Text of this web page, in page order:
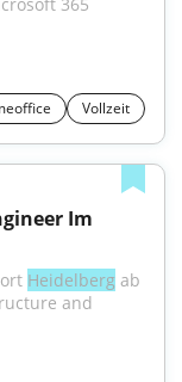
Vollzeit
Im
Heidelberg ab